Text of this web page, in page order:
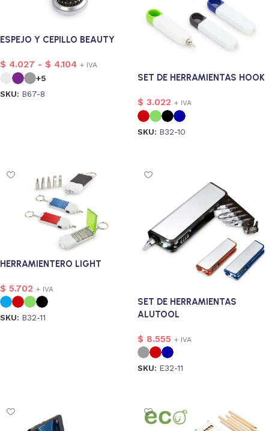
ESPEJO Y CEPILLO BEAUTY
$ 4.027 - $ 4.104 + IVA
+5
SKU: B67-8
SET DE HERRAMIENTAS HOOK
$ 3.022 + IVA
SKU: B32-10
HERRAMIENTERO LIGHT
$ 5.702 + IVA
SKU: B32-11
SET DE HERRAMIENTAS
ALUTOOL
$ 8.555 + IVA
SKU: E32-11